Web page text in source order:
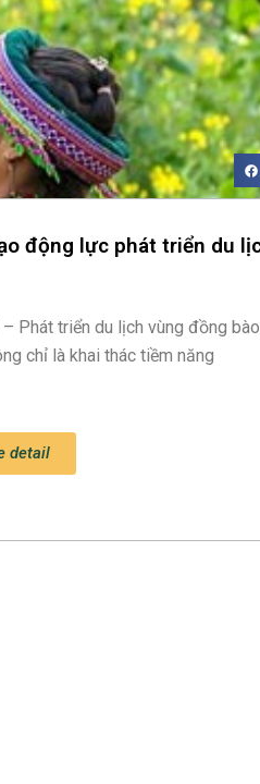
động lực phát triển du
– Phát triển du lịch vùng đồng
chỉ là khai thác tiềm năng
detail